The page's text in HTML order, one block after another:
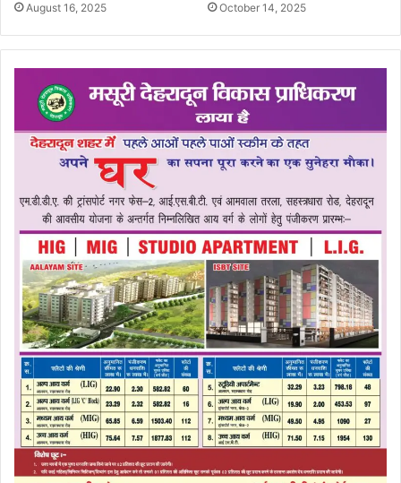
August 16, 2025 October 14, 2025